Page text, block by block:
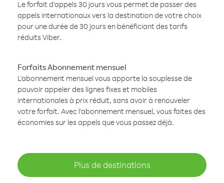
Le forfait d'appels 30 jours vous permet de passer des
appels internationaux vers la destination de votre choix
pour une durée de 30 jours en bénéficiant des tarifs
réduits Viber.
Forfaits Abonnement mensuel
L'abonnement mensuel vous apporte la souplesse de
pouvoir appeler des lignes fixes et mobiles
internationales à prix réduit, sans avoir à renouveler
votre forfait. Avec l'abonnement mensuel, vous faites des
économies sur les appels que vous passez déjà.
Plus de destinations